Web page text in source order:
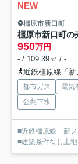
NEW
橿原市新口町
橿原市新口町の
950万円
- / 109.39㎡ / -
近鉄橿原線「
都市ガス 電気
公共下水
■近鉄橿原線「新
■建築条件なし土